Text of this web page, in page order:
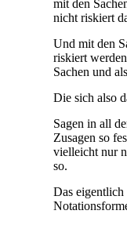
mit den
nicht riskiert
Und mit den
riskiert
Sachen und
Die sich also
Sagen in all
Zusagen so
vielleicht nur
so.
Das eigentlich